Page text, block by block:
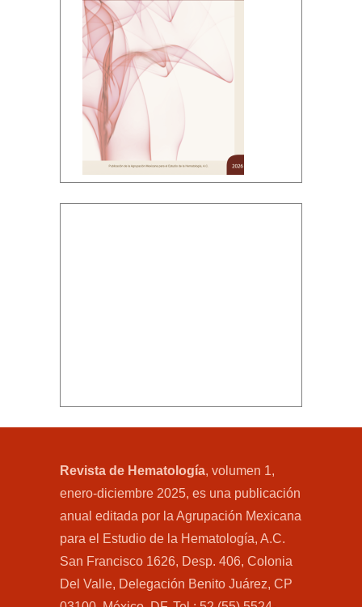
Revista de Hematología, volumen 1,
enero-diciembre 2025, es una publicación
anual editada por la Agrupación Mexicana
para el Estudio de la Hematología, A.C.
San Francisco 1626, Desp. 406, Colonia
Del Valle, Delegación Benito Juárez, CP